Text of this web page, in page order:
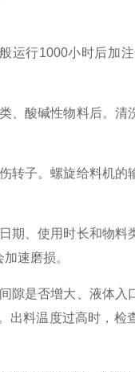
行1000小时后加注
酸碱性物料后。清
子。螺旋给料机的
、使用时长和物料
速磨损。
是否增大、液体入
料温度过高时，检